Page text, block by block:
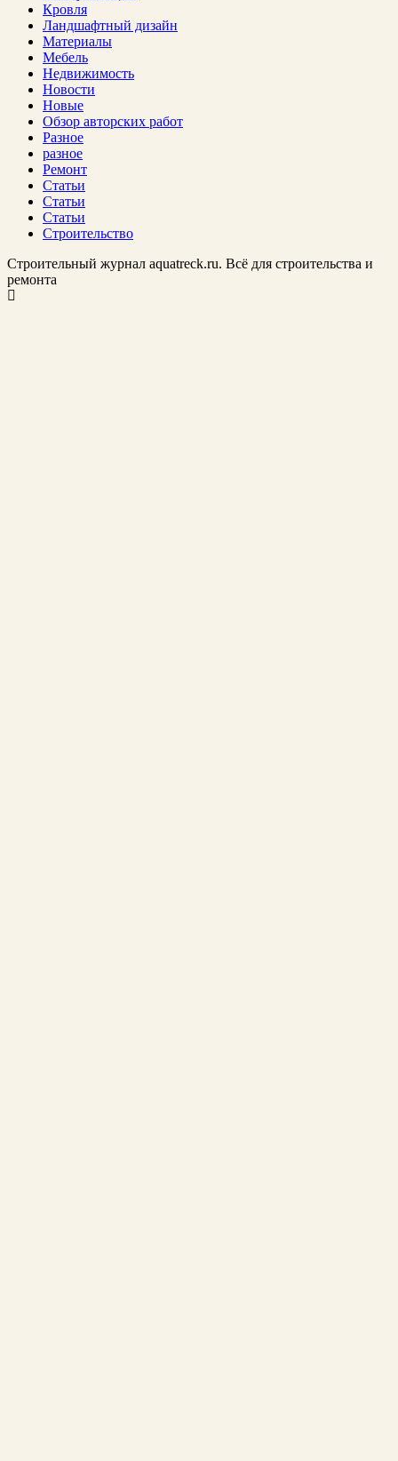
Кровля
Ландшафтный дизайн
Материалы
Мебель
Недвижимость
Новости
Новые
Обзор авторских работ
Разное
разное
Ремонт
Статьи
Статьи
Статьи
Строительство
Строительный журнал aquatreck.ru. Всё для строительства и
ремонта